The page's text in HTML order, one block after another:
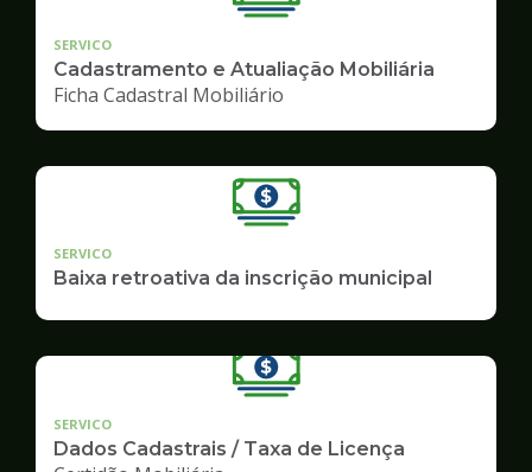
SERVICO
Cadastramento e Atualiação Mobiliária
Ficha Cadastral Mobiliário
SERVICO
Baixa retroativa da inscrição municipal
SERVICO
Dados Cadastrais / Taxa de Licença